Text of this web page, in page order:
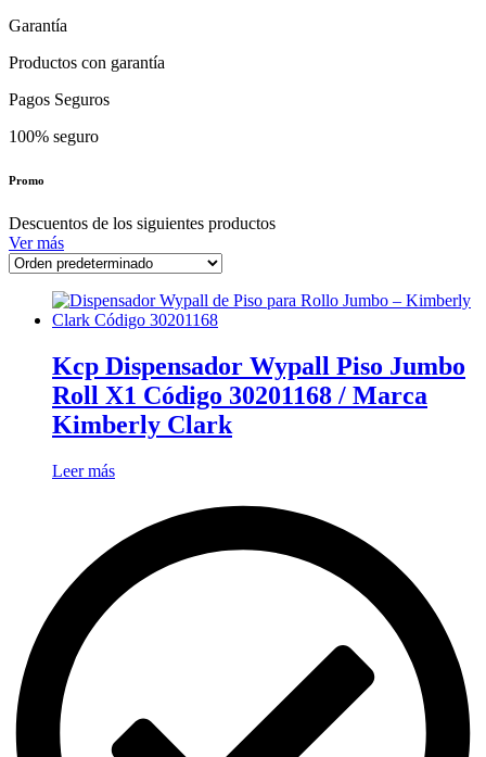
Garantía
Productos con garantía
Pagos Seguros
100% seguro
Promo
Descuentos de los siguientes productos
Ver más
Kcp Dispensador Wypall Piso Jumbo
Roll X1 Código 30201168 / Marca
Kimberly Clark
Leer más